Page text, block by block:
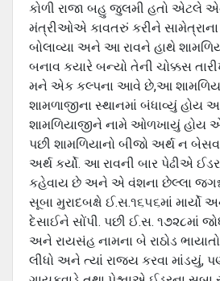
કોળી રાજા બહુ જુલમી હતો એટલે
મંત્રીઓએ કાવતરું કરીને
બોલાવ્યા અને આ રાવને હાથે
બનાવ કયારે બન્યો તેની ચોક્કસ
મને એક કલ્પના આવે છે,આ
શામળાજીના સ્થાનમાં બંધાવ્યું હોય
શામળિયાજીને નામે ઓળખાયું હોય
પછી શામળિયાનો બીજો અર્થ ન
અર્થ કર્યો. આ રાવની બાર પેઢીએ
કહેવાય છે અને એ વંશના છેલ્લા
સૂબા મુરાદબક્ષે ઈ.સ.૧૬૫૬માં માર્યો
દેસાઈને સોંપી. પછી ઈ.સ. ૧૭૨૮માં
અને રાયસંહ નામના બે રાઠોડ
લીધો અને ત્યાં રાજય કરવા માંડયું,